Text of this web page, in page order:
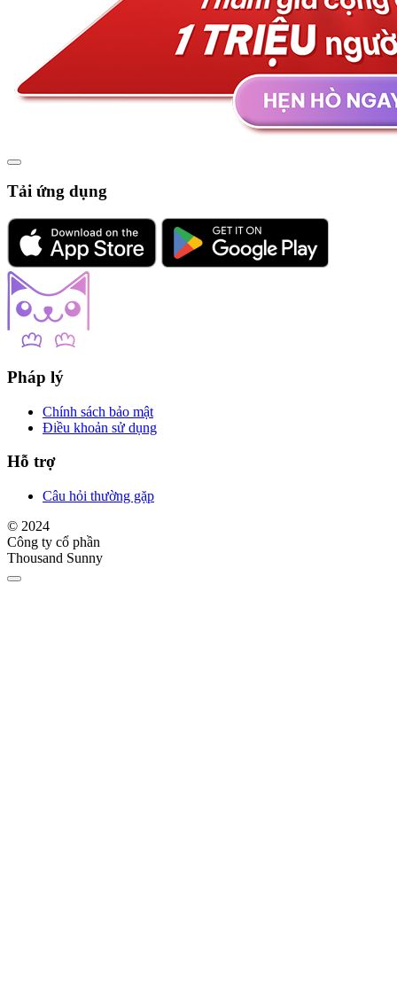
Tải ứng dụng
Pháp lý
Chính sách bảo mật
Điều khoản sử dụng
Hỗ trợ
Câu hỏi thường gặp
© 2024
Công ty cổ phần
Thousand Sunny